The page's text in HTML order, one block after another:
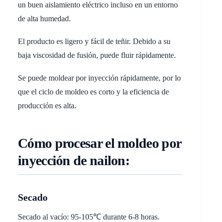
un buen aislamiento eléctrico incluso en un entorno
de alta humedad.
El producto es ligero y fácil de teñir. Debido a su
baja viscosidad de fusión, puede fluir rápidamente.
Se puede moldear por inyección rápidamente, por lo
que el ciclo de moldeo es corto y la eficiencia de
producción es alta.
Cómo procesar el moldeo por
inyección de nailon:
Secado
Secado al vacío: 95-105℃ durante 6-8 horas.